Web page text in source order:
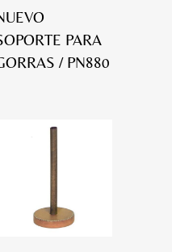
PARA
/ PN880